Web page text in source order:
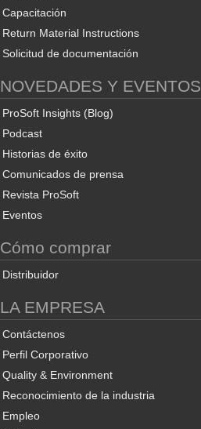
Capacitación
Return Material Instructions
Solicitud de documentación
NOVEDADES Y EVENTOS
ProSoft Insights (Blog)
Podcast
Historias de éxito
Comunicados de prensa
Revista ProSoft
Eventos
Cómo comprar
Distribuidor
LA EMPRESA
Contáctenos
Perfil Corporativo
Quality & Environment
Reconocimiento de la industria
Empleo